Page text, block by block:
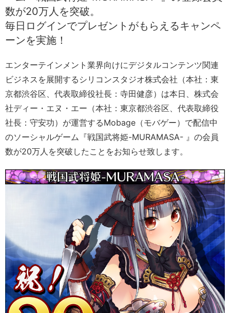
数が20万人を突破。
毎日ログインでプレゼントがもらえるキャンペ
ーンを実施！
エンターテインメント業界向けにデジタルコンテンツ関連
ビジネスを展開するシリコンスタジオ株式会社（本社：東
京都渋谷区、代表取締役社長：寺田健彦）は本日、株式会
社ディー・エヌ・エー（本社：東京都渋谷区、代表取締役
社長：守安功）が運営するMobage（モバゲー）で配信中
のソーシャルゲーム『戦国武将姫-MURAMASA- 』の会員
数が20万人を突破したことをお知らせ致します。